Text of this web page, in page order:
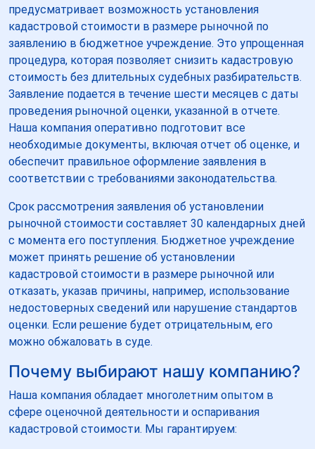
предусматривает возможность установления
кадастровой стоимости в размере рыночной по
заявлению в бюджетное учреждение. Это упрощенная
процедура, которая позволяет снизить кадастровую
стоимость без длительных судебных разбирательств.
Заявление подается в течение шести месяцев с даты
проведения рыночной оценки, указанной в отчете.
Наша компания оперативно подготовит все
необходимые документы, включая отчет об оценке, и
обеспечит правильное оформление заявления в
соответствии с требованиями законодательства.
Срок рассмотрения заявления об установлении
рыночной стоимости составляет 30 календарных дней
с момента его поступления. Бюджетное учреждение
может принять решение об установлении
кадастровой стоимости в размере рыночной или
отказать, указав причины, например, использование
недостоверных сведений или нарушение стандартов
оценки. Если решение будет отрицательным, его
можно обжаловать в суде.
Почему выбирают нашу компанию?
Наша компания обладает многолетним опытом в
сфере оценочной деятельности и оспаривания
кадастровой стоимости. Мы гарантируем: